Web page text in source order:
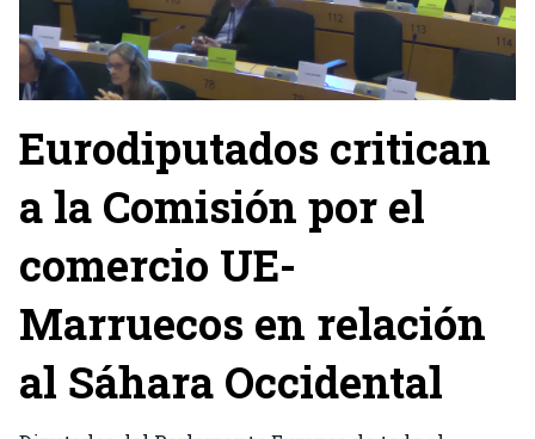
Eurodiputados critican
a la Comisión por el
comercio UE-
Marruecos en relación
al Sáhara Occidental